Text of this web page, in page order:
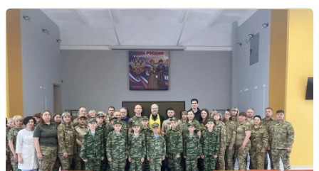
соотечественниками